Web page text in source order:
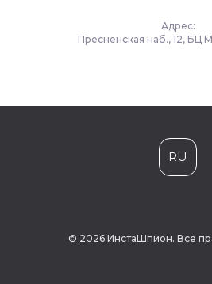
Адрес:
Пресненская наб., 12, БЦ
RU
© 2026 ИнстаШпион. Все